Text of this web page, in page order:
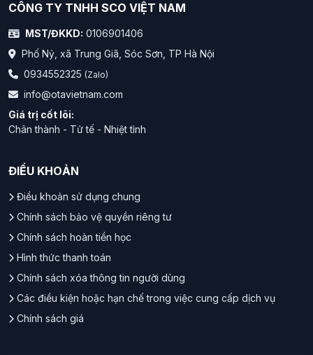
CÔNG TY TNHH SCO VIỆT NAM
MST/ĐKKD: 0106901406
Phố Nỷ, xã Trung Giã, Sóc Sơn, TP Hà Nội
0934552325 (Zalo)
info@otavietnam.com
Giá trị cốt lõi:
Chân thành - Tử tế - Nhiệt tình
ĐIỀU KHOẢN
Điều khoản sử dụng chung
Chính sách bảo vệ quyền riêng tư
Chính sách hoàn tiền học
Hình thức thanh toán
Chính sách xóa thông tin người dùng
Các điều kiện hoặc hạn chế trong việc cung cấp dịch vụ
Chính sách giá